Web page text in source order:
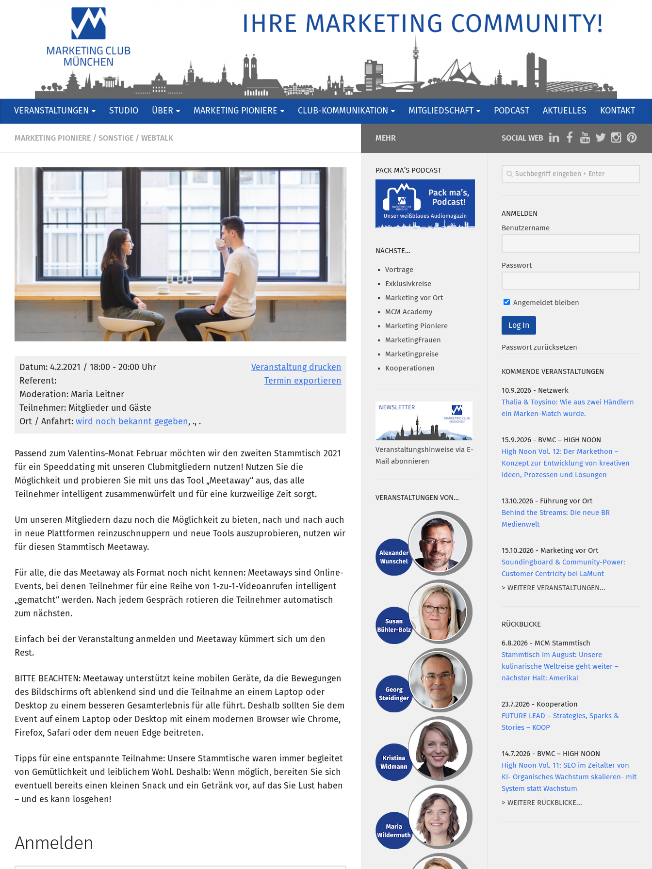
VERANSTALTUNGEN STUDIO ÜBER MARKETING PIONIERE CLUB-KOMMUNIKATION MITGLIEDSCHAFT PODCAST AKTUELLES KONTAKT
MARKETING PIONIERE / SONSTIGE / WEBTALK
Veranstaltung drucken
Termin exportieren
Datum: 4.2.2021 / 18:00 - 20:00 Uhr
Referent:
Moderation: Maria Leitner
Teilnehmer: Mitglieder und Gäste
Ort / Anfahrt: wird noch bekannt gegeben, ., .
Passend zum Valentins-Monat Februar möchten wir den zweiten Stammtisch 2021
für ein Speeddating mit unseren Clubmitgliedern nutzen! Nutzen Sie die
Möglichkeit und probieren Sie mit uns das Tool „Meetaway“ aus, das alle
Teilnehmer intelligent zusammenwürfelt und für eine kurzweilige Zeit sorgt.
Um unseren Mitgliedern dazu noch die Möglichkeit zu bieten, nach und nach auch
in neue Plattformen reinzuschnuppern und neue Tools auszuprobieren, nutzen wir
für diesen Stammtisch Meetaway.
Für alle, die das Meetaway als Format noch nicht kennen: Meetaways sind Online-
Events, bei denen Teilnehmer für eine Reihe von 1-zu-1-Videoanrufen intelligent
„gematcht“ werden. Nach jedem Gespräch rotieren die Teilnehmer automatisch
zum nächsten.
Einfach bei der Veranstaltung anmelden und Meetaway kümmert sich um den
Rest.
BITTE BEACHTEN: Meetaway unterstützt keine mobilen Geräte, da die Bewegungen
des Bildschirms oft ablenkend sind und die Teilnahme an einem Laptop oder
Desktop zu einem besseren Gesamterlebnis für alle führt. Deshalb sollten Sie dem
Event auf einem Laptop oder Desktop mit einem modernen Browser wie Chrome,
Firefox, Safari oder dem neuen Edge beitreten.
Tipps für eine entspannte Teilnahme: Unsere Stammtische waren immer begleitet
von Gemütlichkeit und leiblichem Wohl. Deshalb: Wenn möglich, bereiten Sie sich
eventuell bereits einen kleinen Snack und ein Getränk vor, auf das Sie Lust haben
– und es kann losgehen!
Anmelden
SOCIAL WEB
ANMELDEN
Benutzername
Passwort
Angemeldet bleiben
Passwort zurücksetzen
KOMMENDE VERANSTALTUNGEN
10.9.2026 - Netzwerk
Thalia & Toysino: Wie aus zwei Händlern
ein Marken-Match wurde.
15.9.2026 - BVMC – HIGH NOON
High Noon Vol. 12: Der Markethon –
Konzept zur Entwicklung von kreativen
Ideen, Prozessen und Lösungen
13.10.2026 - Führung vor Ort
Behind the Streams: Die neue BR
Medienwelt
15.10.2026 - Marketing vor Ort
Soundingboard & Community-Power:
Customer Centricity bei LaMunt
> WEITERE VERANSTALTUNGEN...
RÜCKBLICKE
6.8.2026 - MCM Stammtisch
Stammtisch im August: Unsere
kulinarische Weltreise geht weiter –
nächster Halt: Amerika!
23.7.2026 - Kooperation
FUTURE LEAD – Strategies, Sparks &
Stories – KOOP
14.7.2026 - BVMC – HIGH NOON
High Noon Vol. 11: SEO im Zeitalter von
KI- Organisches Wachstum skalieren- mit
System statt Wachstum
> WEITERE RÜCKBLICKE...
MEHR
PACK MA’S PODCAST
NÄCHSTE…
Vorträge
Exklusivkreise
Marketing vor Ort
MCM Academy
Marketing Pioniere
MarketingFrauen
Marketingpreise
Kooperationen
Veranstaltungshinweise via E-
Mail abonnieren
VERANSTALTUNGEN VON…